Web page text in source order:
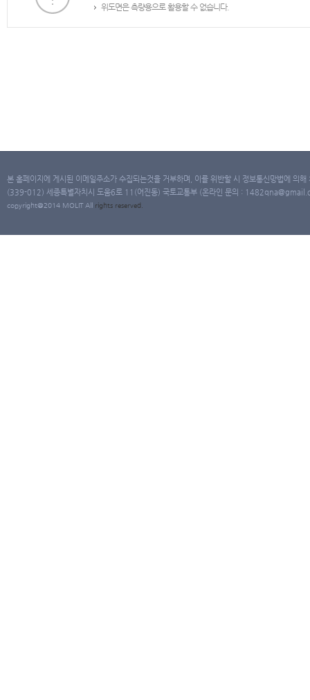
위도면은 측량용으로 활용할 수 없습니다.
본 홈페이지에 게시된 이메일주소가 수집되는것을 거부하며, 이를 위반할 시 정보통신망법에 의
(339-012) 세종특별자치시 도움6로 11(어진동) 국토교통부 (온라인 문의 :
copyright@2014 MOLIT All rights reserved.